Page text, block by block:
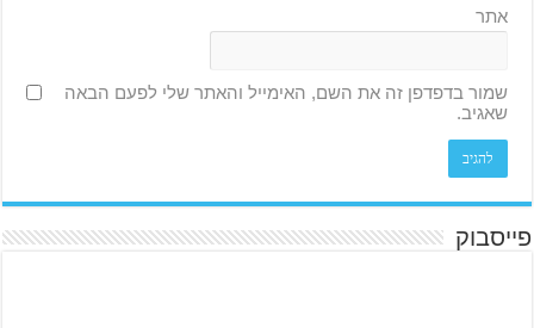
אתר
שמור בדפדפן זה את השם, האימייל והאתר שלי לפעם הבאה
שאגיב.
פייסבוק